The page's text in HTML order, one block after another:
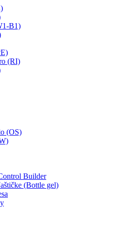
B1)
(RI)
(OS)
Builder
(Bottle gel)